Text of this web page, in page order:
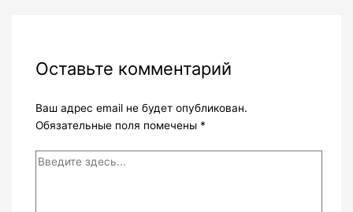
Оставьте комментарий
Ваш адрес email не будет опубликован.
Обязательные поля помечены *
Введите